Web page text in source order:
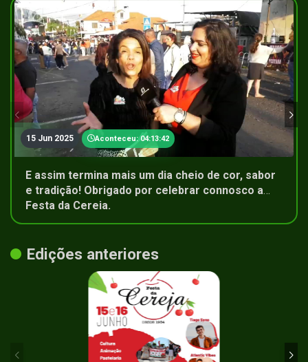
15 Jun 2025 Aconteceu: 04:13:42
E assim termina mais um dia cheio de cor, sabor
e tradição! Obrigado por celebrar connosco a
Festa da Cereja.
Edições anteriores